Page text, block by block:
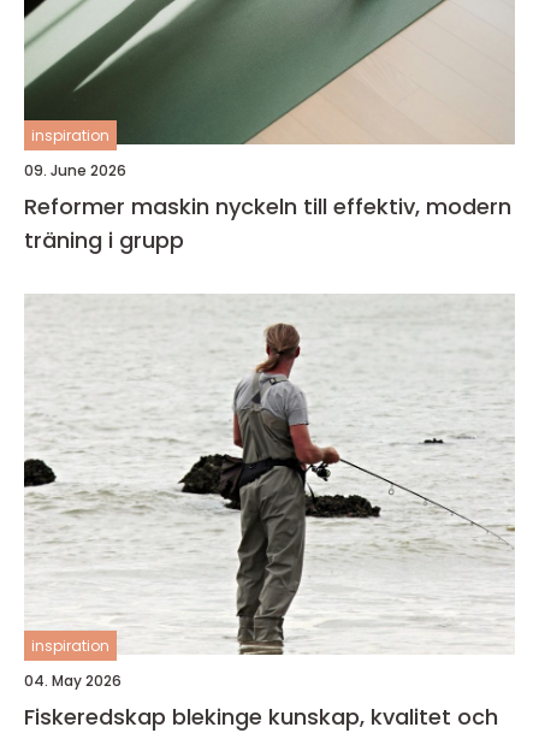
inspiration
09. June 2026
Reformer maskin nyckeln till effektiv, modern
träning i grupp
inspiration
04. May 2026
Fiskeredskap blekinge kunskap, kvalitet och